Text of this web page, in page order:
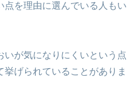
を理由に選んでいる人もい
いが気になりにくいという点
げられていることがありま